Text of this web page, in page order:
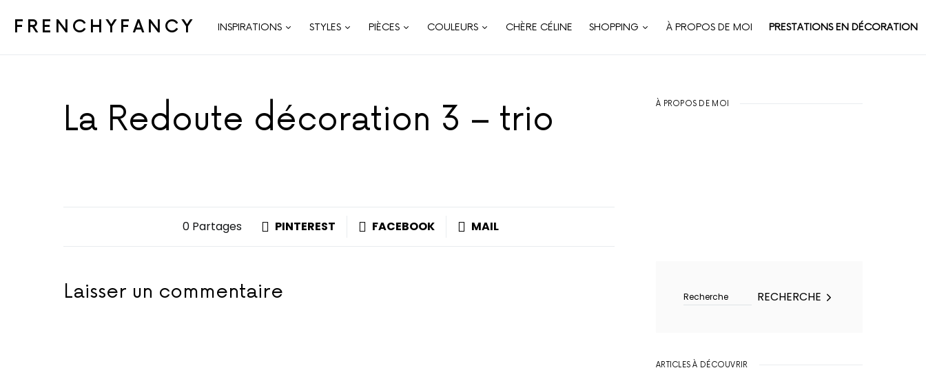
FRENCHYFANCY INSPIRATIONS STYLES PIÈCES COULEURS CHÈRE CÉLINE SHOPPING À PROPOS DE MOI PRESTATIONS EN DÉCORATION
La Redoute décoration 3 – trio
0 Partages PINTEREST FACEBOOK MAIL
Laisser un commentaire
À PROPOS DE MOI
RECHERCHE
ARTICLES À DÉCOUVRIR